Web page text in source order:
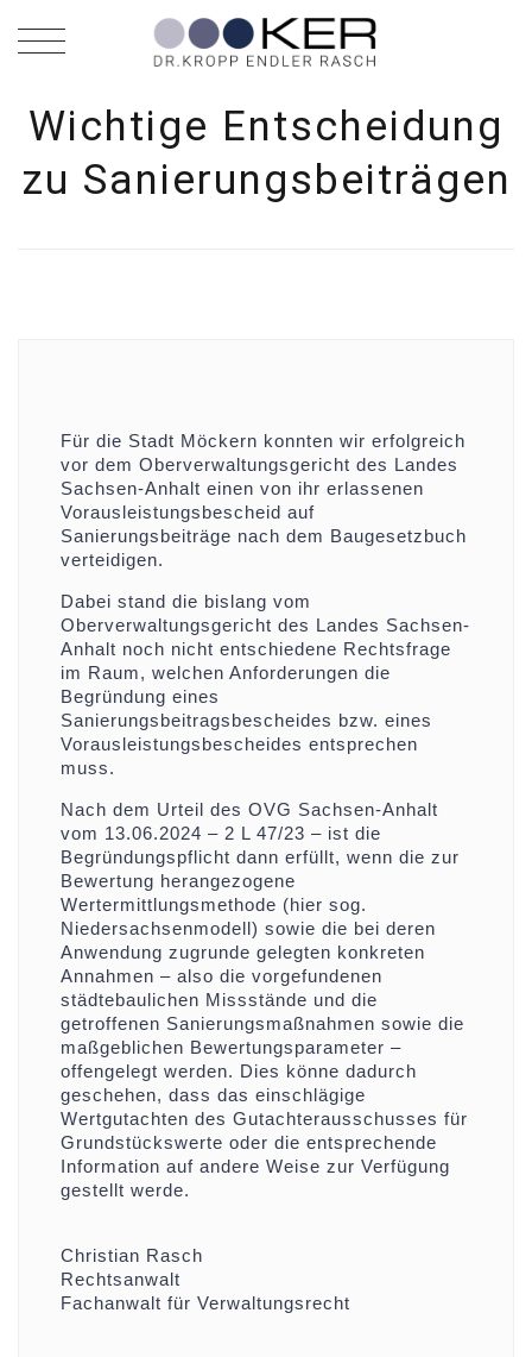
Wichtige Entscheidung
zu Sanierungsbeiträgen
Für die Stadt Möckern konnten wir erfolgreich
vor dem Oberverwaltungsgericht des Landes
Sachsen-Anhalt einen von ihr erlassenen
Vorausleistungsbescheid auf
Sanierungsbeiträge nach dem Baugesetzbuch
verteidigen.
Dabei stand die bislang vom
Oberverwaltungsgericht des Landes Sachsen-
Anhalt noch nicht entschiedene Rechtsfrage
im Raum, welchen Anforderungen die
Begründung eines
Sanierungsbeitragsbescheides bzw. eines
Vorausleistungsbescheides entsprechen
muss.
Nach dem Urteil des OVG Sachsen-Anhalt
vom 13.06.2024 – 2 L 47/23 – ist die
Begründungspflicht dann erfüllt, wenn die zur
Bewertung herangezogene
Wertermittlungsmethode (hier sog.
Niedersachsenmodell) sowie die bei deren
Anwendung zugrunde gelegten konkreten
Annahmen – also die vorgefundenen
städtebaulichen Missstände und die
getroffenen Sanierungsmaßnahmen sowie die
maßgeblichen Bewertungsparameter –
offengelegt werden. Dies könne dadurch
geschehen, dass das einschlägige
Wertgutachten des Gutachterausschusses für
Grundstückswerte oder die entsprechende
Information auf andere Weise zur Verfügung
gestellt werde.
Christian Rasch
Rechtsanwalt
Fachanwalt für Verwaltungsrecht